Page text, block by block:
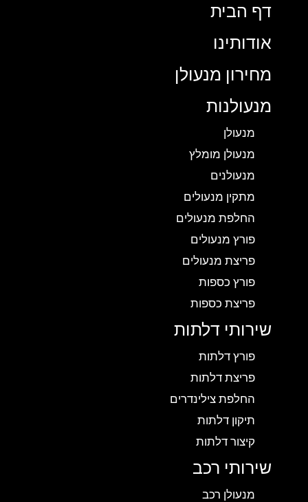
דף הבית
אודותינו
מחירון מנעולן
מנעולנות
מנעולן
מנעולן מומלץ
מנעולנים
מתקין מנעולים
החלפת מנעולים
פורץ מנעולים
פריצת מנעולים
פורץ כספות
פריצת כספות
שירותי דלתות
פורץ דלתות
פריצת דלתות
החלפת צילינדרים
תיקון דלתות
קיצור דלתות
שירותי רכב
מנעולן רכב